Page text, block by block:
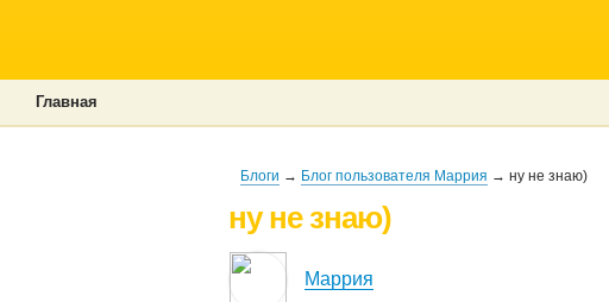
Главная
Блоги → Блог пользователя Маррия → ну не знаю)
ну не знаю)
Маррия